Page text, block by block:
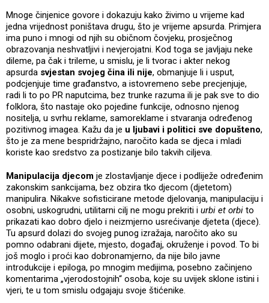
Mnoge činjenice govore i dokazuju kako živimo u vrijeme kad
jedna vrijednost poništava drugu, što je vrijeme apsurda. Primjera
ima puno i mnogi od njih su običnom čovjeku, prosječnog
obrazovanja neshvatljivi i nevjerojatni. Kod toga se javljaju neke
dileme, pa čak i trileme, u smislu, je li tvorac i akter nekog
apsurda svjestan svojeg čina ili nije, obmanjuje li i usput,
podcjenjuje time građanstvo, a istovremeno sebe precjenjuje,
radi li to po PR naputcima, bez trunke razuma ili je pak sve to dio
folklora, što nastaje oko pojedine funkcije, odnosno njenog
nositelja, u svrhu reklame, samoreklame i stvaranja određenog
pozitivnog imagea. Kažu da je u ljubavi i politici sve dopušteno,
što je za mene bespridržajno, naročito kada se djeca i mladi
koriste kao sredstvo za postizanje bilo takvih ciljeva.
Manipulacija djecom je zlostavljanje djece i podliježe određenim
zakonskim sankcijama, bez obzira tko djecom (djetetom)
manipulira. Nikakve sofisticirane metode djelovanja, manipulaciju i
osobni, uskogrudni, utilitarni cilj ne mogu prekriti i urbi et orbi to
prikazati kao dobro djelo i neizmjerno usrećivanje djeteta (djece).
Tu apsurd dolazi do svojeg punog izražaja, naročito ako su
pomno odabrani dijete, mjesto, događaj, okruženje i povod. To bi
još moglo i proći kao dobronamjerno, da nije bilo javne
introdukcije i epiloga, po mnogim medijima, posebno začinjeno
komentarima „vjerodostojnih“ osoba, koje su uvijek sklone istini i
vjeri, te u tom smislu odgajaju svoje štićenike.